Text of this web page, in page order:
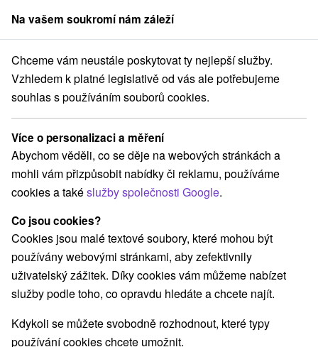
člen skupinySorger
Penzióny Východné Slovensko Prešovský kraj Štrbské Pleso
Penzióny Štrbské Pleso
Kategorie
Všechny kategorie
Hotely na Slovensku (5)
Apartmány(12) Chaty na prenájom(1) Penzióny
Ubytovne
Vyberte lokalitu nebo termín
VŠECHNY NEJLEVNĚJŠÍ NEJDRAŽŠÍ PODLE
Na vašem soukromí nám záleží
Chceme vám neustále poskytovat ty nejlepší služby.
Vzhledem k platné legislativě od vás ale potřebujeme
souhlas s používáním souborů cookies.
Více o personalizaci a měření
Abychom věděli, co se děje na webových stránkách a
mohli vám přizpůsobit nabídky či reklamu, používáme
cookies a takéslužby společnosti Google.
Co jsou cookies?
Cookies jsou malé textové soubory, které mohou být
používány webovými stránkami, aby zefektivnily
uživatelský zážitek. Díky cookies vám můžeme nabízet
služby podle toho, co opravdu hledáte a chcete najít.
Kdykoli se můžete svobodně rozhodnout, které typy
používání cookies chcete umožnit.